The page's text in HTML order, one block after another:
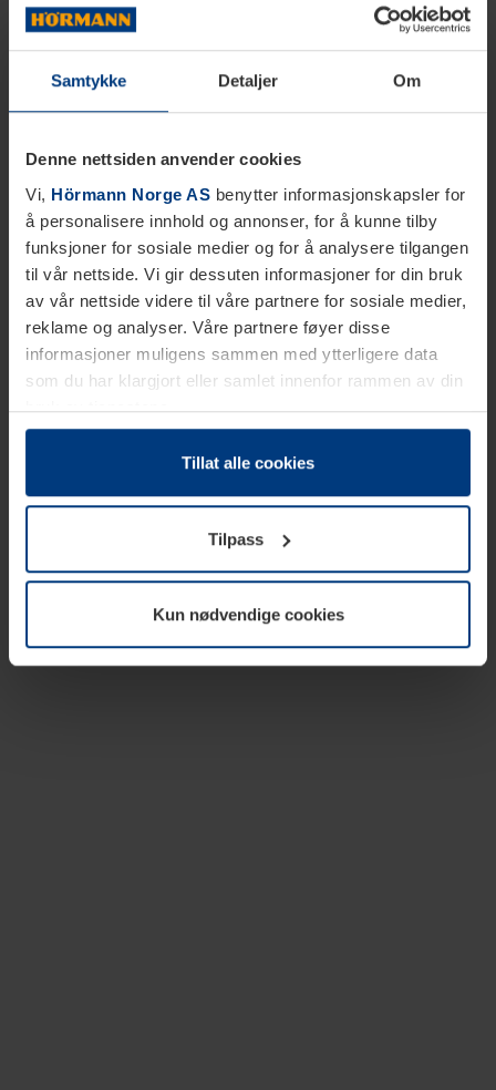
Samtykke Detaljer Om
Denne nettsiden anvender cookies
Vi, Hörmann Norge AS benytter informasjonskapsler for
å personalisere innhold og annonser, for å kunne tilby
funksjoner for sosiale medier og for å analysere tilgangen
til vår nettside. Vi gir dessuten informasjoner for din bruk
av vår nettside videre til våre partnere for sosiale medier,
reklame og analyser. Våre partnere føyer disse
informasjoner muligens sammen med ytterligere data
som du har klargjort eller samlet innenfor rammen av din
bruk av tjenestene.
Etter loven kan vi lagre informasjonskapsler på din
datamaskin, hvis disse er absolutt nødvendig for drift av
trenger vi din tillatelse. Du kan når som helst endre eller
tilbakekalle ditt samtykke i forklaringen av
informasjonskapselen på sidenPersonvernerklæringpå
Tillat alle cookies
Tilpass
Kun nødvendige cookies